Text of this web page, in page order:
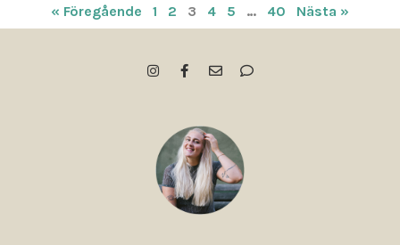
« Föregående 1 2 3 4 5 … 40 Nästa »